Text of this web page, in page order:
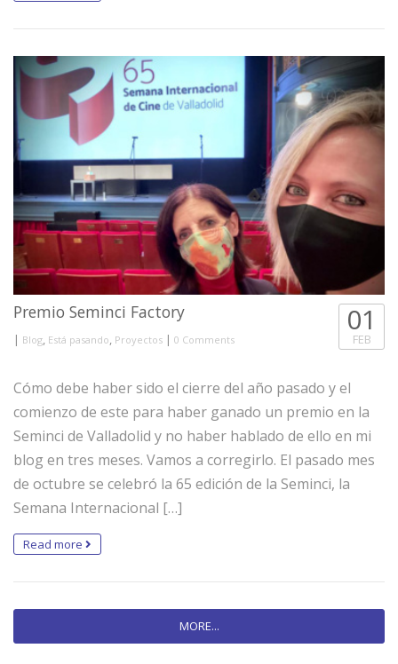
Premio Seminci Factory
| Blog, Está pasando, Proyectos | 0 Comments
01
FEB
Cómo debe haber sido el cierre del año pasado y el
comienzo de este para haber ganado un premio en la
Seminci de Valladolid y no haber hablado de ello en mi
blog en tres meses. Vamos a corregirlo. El pasado mes
de octubre se celebró la 65 edición de la Seminci, la
Semana Internacional […]
Read more
MORE...